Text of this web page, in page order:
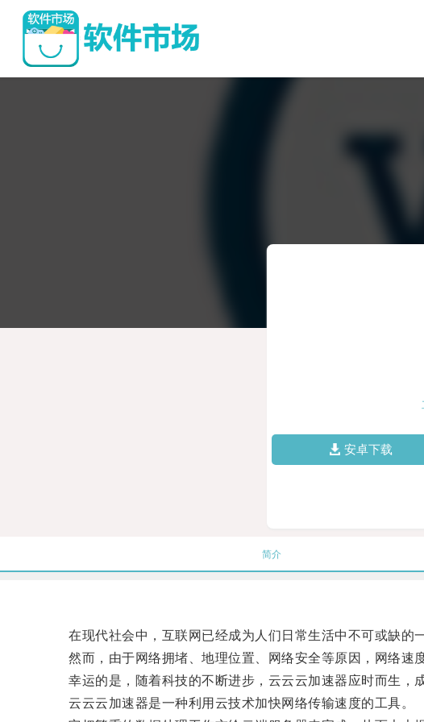
安卓下载
简介
在现代社会中，互联网已经成为人们日常生活中不可或缺的一
然而，由于网络拥堵、地理位置、网络安全等原因，网络速度
幸运的是，随着科技的不断进步，云云云加速器应时而生，成
云云云加速器是一种利用云技术加快网络传输速度的工具。